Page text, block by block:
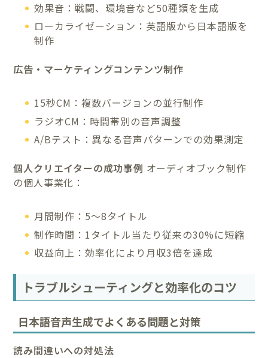
効果音：戦闘、環境音など50種類を生成
ローカライゼーション：英語版から日本語版を
制作
広告・マーケティングコンテンツ制作
15秒CM：複数バージョンの並行制作
ラジオCM：時間帯別の音声調整
A/Bテスト：異なる音声パターンでの効果測定
個人クリエイターの成功事例 オーディオブック制作
の個人事業化：
月間制作：5〜8タイトル
制作時間：1タイトル当たり従来の30%に短縮
収益向上：効率化により月収3倍を達成
トラブルシューティングと効率化のコツ
日本語音声生成でよくある問題と対策
読み間違いへの対処法